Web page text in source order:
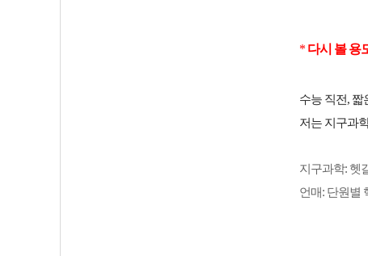
* 다시 볼 용
수능 직전, 짧
저는 지구과
지구과학: 헷
언매: 단원별